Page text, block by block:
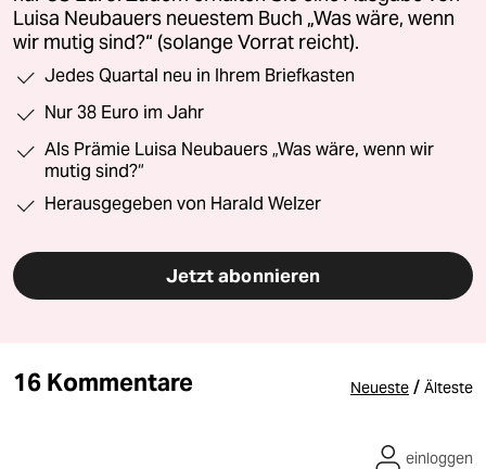
Luisa Neubauers neuestem Buch „Was wäre, wenn
wir mutig sind?“ (solange Vorrat reicht).
Jedes Quartal neu in Ihrem Briefkasten
Nur 38 Euro im Jahr
Als Prämie Luisa Neubauers „Was wäre, wenn wir
mutig sind?“
Herausgegeben von Harald Welzer
Jetzt abonnieren
16 Kommentare Neueste / Älteste
einloggen